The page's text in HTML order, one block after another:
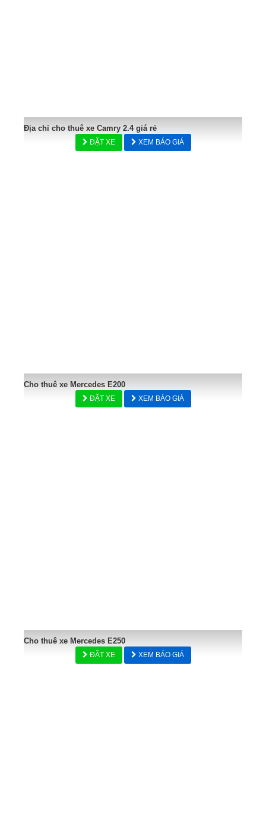
Địa chỉ cho thuê xe Camry 2.4 giá rẻ
ĐẶT XE XEM BÁO GIÁ
Cho thuê xe Mercedes E200
ĐẶT XE XEM BÁO GIÁ
Cho thuê xe Mercedes E250
ĐẶT XE XEM BÁO GIÁ